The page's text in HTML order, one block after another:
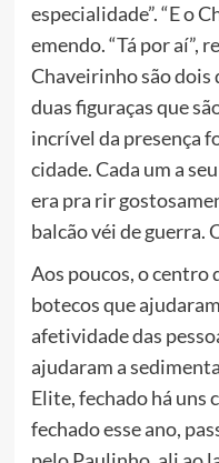
especialidade”. “E o
emendo. “Tá por aí”,
Chaveirinho são dois
duas figuraças que
incrível da presença
cidade. Cada um a
era pra rir
balcão véi de guerra.
Aos poucos, o centro
botecos que
afetividade das
ajudaram a
Elite, fechado há uns
fechado esse ano,